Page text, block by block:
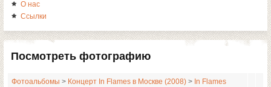
О нас
Ссылки
Посмотреть фотографию
Фотоальбомы > Концерт In Flames в Москве (2008) > In Flames